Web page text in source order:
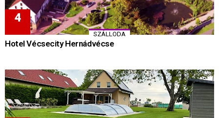
SZÁLLODA
Hotel Vécsecity Hernádvécse